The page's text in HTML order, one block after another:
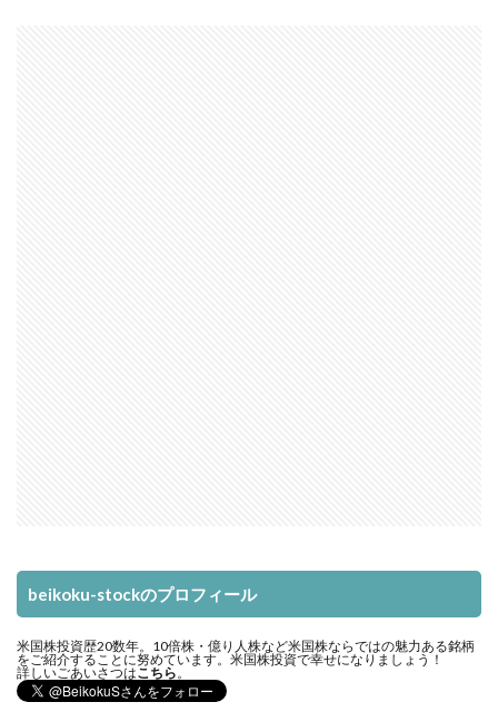
beikoku-stockのプロフィール
米国株投資歴20数年。10倍株・億り人株など米国株ならではの魅力ある銘柄
をご紹介することに努めています。米国株投資で幸せになりましょう！
詳しいごあいさつはこちら 。